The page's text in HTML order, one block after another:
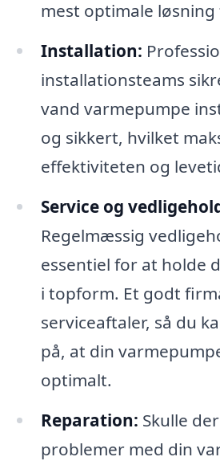
mest optimale løsning
Installation:
installationsteams
vand varmepumpe
og sikkert, hvilket
effektiviteten og
Service og
Regelmæssig
essentiel for at holde
i topform. Et godt
serviceaftaler, så du
på, at din
optimalt.
Reparation: Skulle
problemer med din